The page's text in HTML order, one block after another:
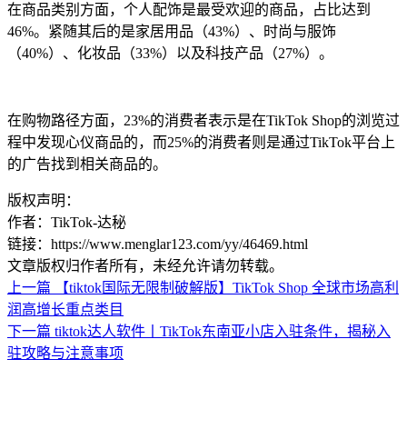
在商品类别方面，个人配饰是最受欢迎的商品，占比达到
46%。紧随其后的是家居用品（43%）、时尚与服饰
（40%）、化妆品（33%）以及科技产品（27%）。
在购物路径方面，23%的消费者表示是在TikTok Shop的浏览过
程中发现心仪商品的，而25%的消费者则是通过TikTok平台上
的广告找到相关商品的。
版权声明：
作者：TikTok-达秘
链接：https://www.menglar123.com/yy/46469.html
文章版权归作者所有，未经允许请勿转载。
上一篇
【tiktok国际无限制破解版】TikTok Shop 全球市场高利
润高增长重点类目
下一篇 tiktok达人软件丨TikTok东南亚小店入驻条件，揭秘入
驻攻略与注意事项